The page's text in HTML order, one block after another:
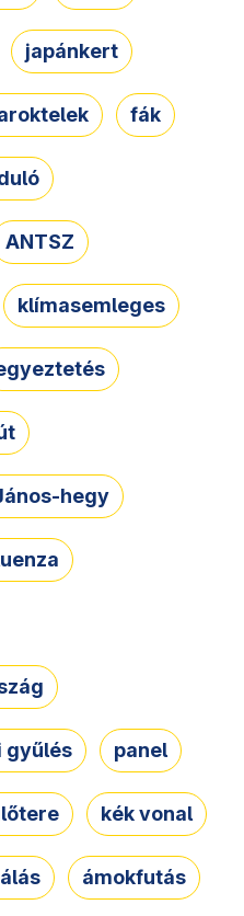
japánkert
fák
ANTSZ
klímasemleges
hegy
gyűlés panel
kék vonal
ámokfutás